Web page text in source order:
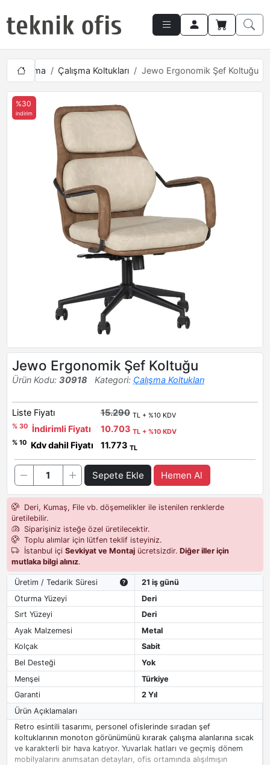
Çalışma Çalışma Koltukları Jewo Ergonomik Şef Koltuğu
%30
indirim
Jewo Ergonomik Şef Koltuğu
Ürün Kodu: 30918 Kategori: Çalışma Koltukları
Liste Fiyatı 15.290 TL + %10 KDV
% 30
İndirimli Fiyatı 10.703 TL + %10 KDV
% 10
Kdv dahil Fiyatı 11.773 TL
Sepete Ekle Hemen Al
Deri, Kumaş, File vb. döşemelikler ile istenilen renklerde
üretilebilir.
Siparişiniz isteğe özel üretilecektir.
Toplu alımlar için lütfen teklif isteyiniz.
İstanbul içi Sevkiyat ve Montajücretsizdir. Diğer iller için
mutlaka bilgi alınız.
Üretim / Tedarik Süresi
21 iş günü
Oturma Yüzeyi
Deri
Sırt Yüzeyi
Deri
Ayak Malzemesi
Metal
Kolçak
Sabit
Bel Desteği
Yok
Menşei
Türkiye
Garanti
2 Yıl
Ürün Açıklamaları
Retro esintili tasarımı, personel ofislerinde sıradan şef
koltuklarının monoton görünümünü kırarak çalışma alanlarına sıcak
ve karakterli bir hava katıyor. Yuvarlak hatları ve geçmiş dönem
mobilyalarını anımsatan detayları, ofis ortamında alışılmışın